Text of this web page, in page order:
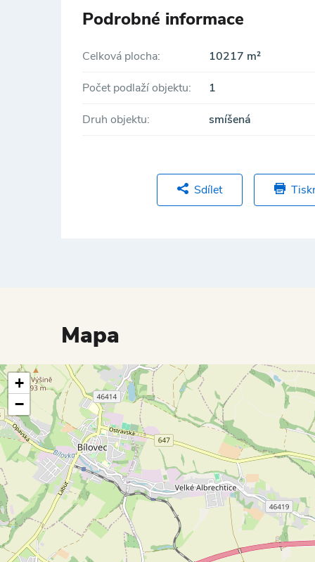
Podrobné informace
Celková plocha: 10217 m²
Počet podlaží objektu: 1
Druh objektu: smíšená
Sdílet
Mapa
+
−